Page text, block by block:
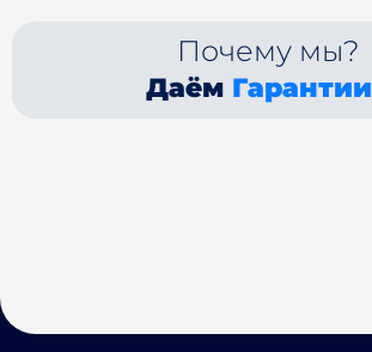
Почему мы?
Даём Гарантии